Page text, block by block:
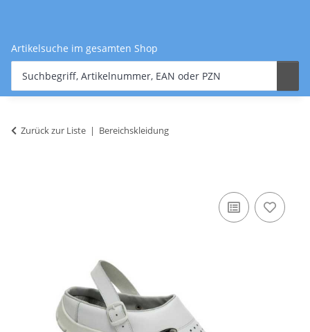
Artikelsuche im gesamten Shop
Zurück zur Liste Bereichskleidung